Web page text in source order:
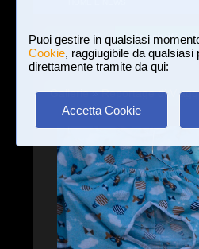
Puoi gestire in qualsiasi
Cookie, raggiugibile da
direttamente tramite da qui:
Accetta Cookie
Login Iscriviti a
Gallerie»Reportage di